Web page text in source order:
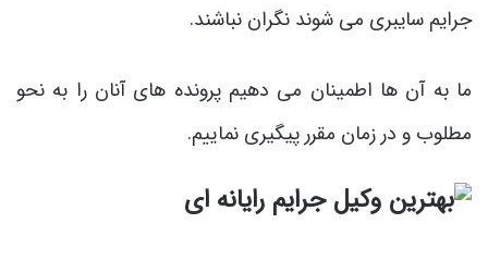
جرایم سایبری می شوند نگران نباشند.
ما به آن ها اطمینان می دهیم پرونده های آنان را به نحو
مطلوب و در زمان مقرر پیگیری نماییم.